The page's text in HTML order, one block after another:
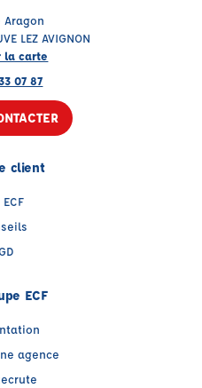
Aragon
LEZ AVIGNON
la carte
07 87
client
ECF
agence